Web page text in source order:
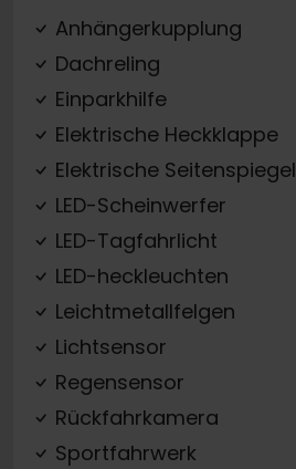
Anhängerkupplung
Dachreling
Einparkhilfe
Elektrische Heckklappe
Elektrische Seitenspiegel
LED-Scheinwerfer
LED-Tagfahrlicht
LED-heckleuchten
Leichtmetallfelgen
Lichtsensor
Regensensor
Rückfahrkamera
Sportfahrwerk